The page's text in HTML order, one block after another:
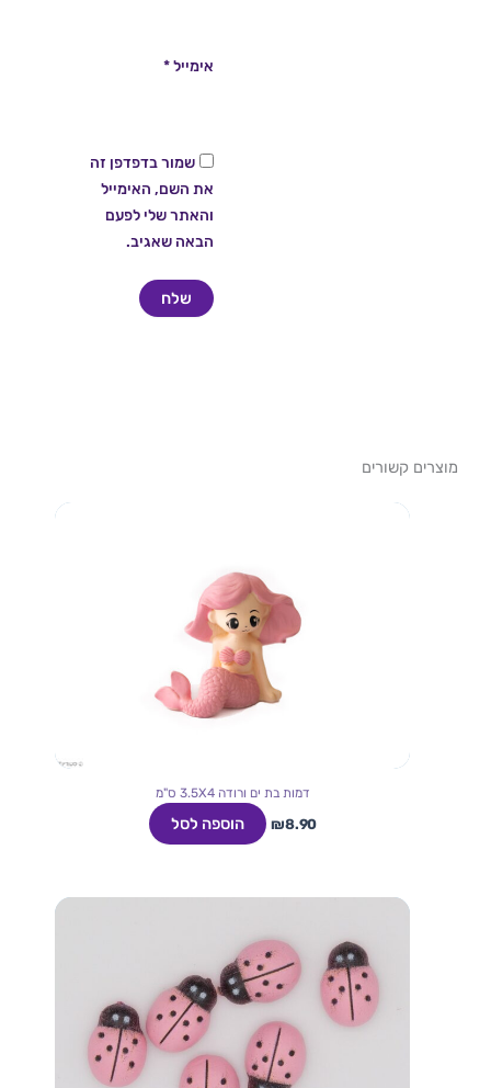
אימייל*
שמור בדפדפן זה
את השם, האימייל
והאתר שלי לפעם
הבאה שאגיב.
מוצרים קשורים
דמות בת ים ורודה 3.5X4 ס"מ
₪8.90 הוספה לסל